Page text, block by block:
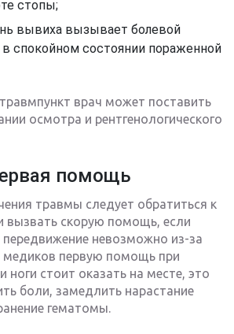
стопы;
вывиха вызывает болевой
спокойном состоянии пораженной
врач может поставить
осмотра и рентгенологического
помощь
травмы следует обратиться к
вызвать скорую помощь, если
невозможно из-за
первую помощь при
ноги стоит оказать на месте, это
боли, замедлить нарастание
гематомы.